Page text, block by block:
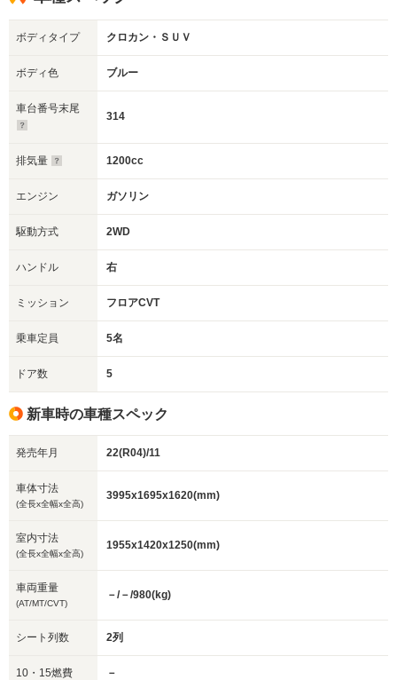
ボディタイプ クロカン・ＳＵＶ
ボディ色 ブルー
車台番号末尾
314
排気量 1200cc
エンジン ガソリン
駆動方式 2WD
ハンドル 右
ミッション フロアCVT
乗車定員 5名
ドア数 5
新車時の車種スペック
発売年月 22(R04)/11
車体寸法
(全長x全幅x全高)
3995x1695x1620(mm)
室内寸法
(全長x全幅x全高)
1955x1420x1250(mm)
車両重量
(AT/MT/CVT)
－/－/980(kg)
シート列数 2列
10・15燃費 －